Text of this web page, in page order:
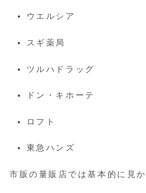
ウエルシア
スギ薬局
ツルハドラッグ
ドン・キホーテ
ロフト
東急ハンズ
市販の量販店では基本的に見か